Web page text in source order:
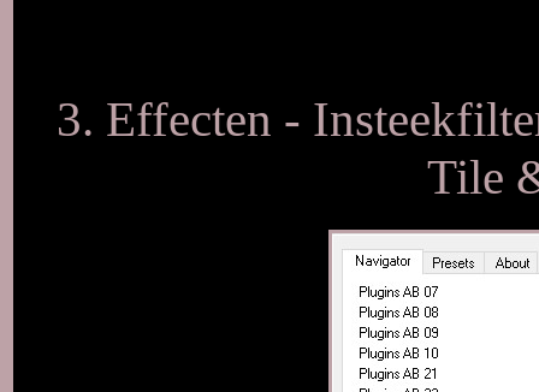
3. Effecten -
Tile